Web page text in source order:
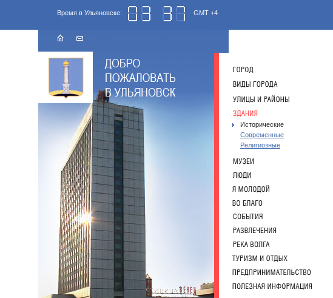
Время в Ульяновске: GMT +4
Исторические
Современные
Религиозные